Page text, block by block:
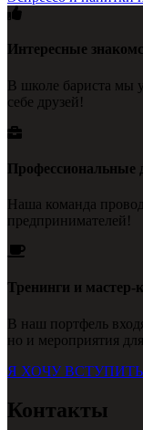
Интересные
В школе бариста мы
себе друзей!
Профессиональные
Наша команда
предпринимателей!
Тренинги и мастер-
В наш портфель
но и мероприятия
Я ХОЧУ
Контакты